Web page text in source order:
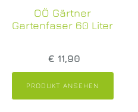
OÖ Gärtner
Gartenfaser 60 Liter
€ 11,90
PRODUKT ANSEHEN
Bestellung
zwei Tage nach
Ihrem Wunschtermin).